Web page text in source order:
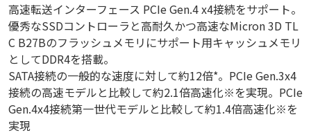
高速転送インターフェース PCIe Gen.4 x4接続をサポート。
優秀なSSDコントローラと高耐久かつ高速なMicron 3D TL
C B27Bのフラッシュメモリにサポート用キャッシュメモリ
としてDDR4を搭載。
SATA接続の一般的な速度に対して約12倍*。PCIe Gen.3x4
接続の高速モデルと比較して約2.1倍高速化※を実現。PCIe
Gen.4x4接続第一世代モデルと比較して約1.4倍高速化※を
実現